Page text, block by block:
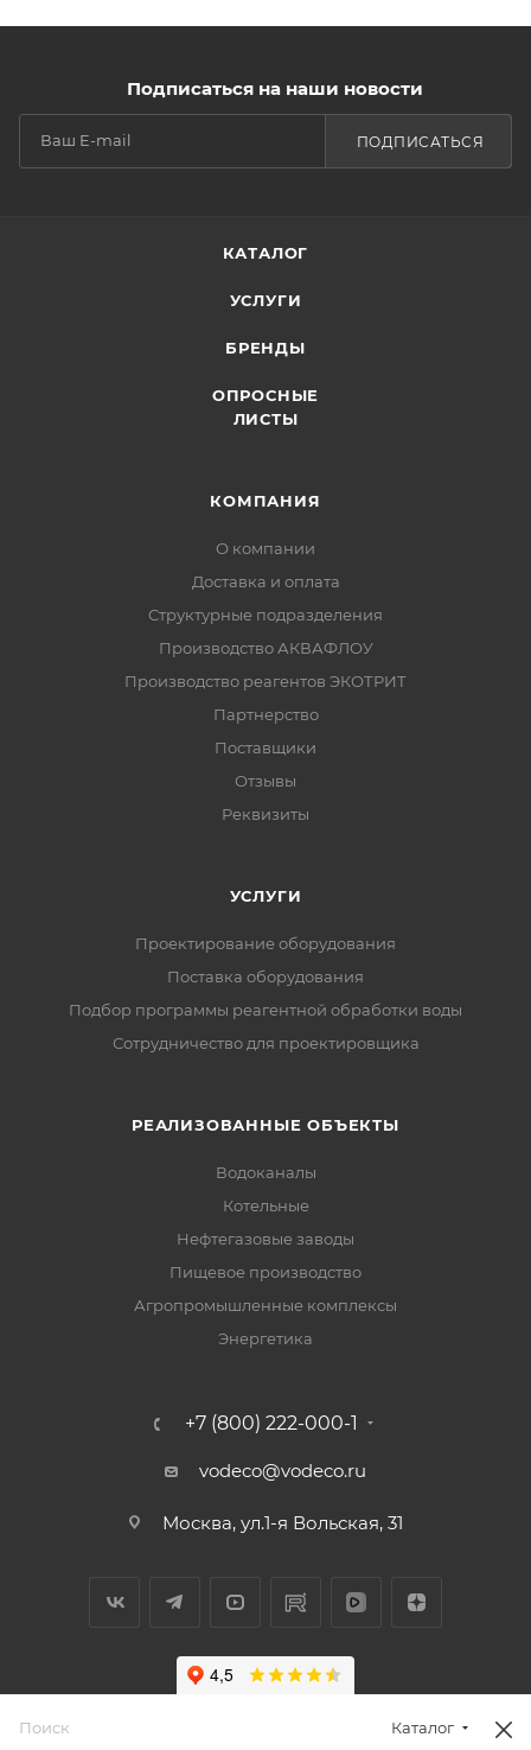
Подписаться на наши новости
ПОДПИСАТЬСЯ
КАТАЛОГ
УСЛУГИ
БРЕНДЫ
ОПРОСНЫЕ
ЛИСТЫ
КОМПАНИЯ
О компании
Доставка и оплата
Структурные подразделения
Производство АКВАФЛОУ
Производство реагентов ЭКОТРИТ
Партнерство
Поставщики
Отзывы
Реквизиты
УСЛУГИ
Проектирование оборудования
Поставка оборудования
Подбор программы реагентной обработки воды
Сотрудничество для проектировщика
РЕАЛИЗОВАННЫЕ ОБЪЕКТЫ
Водоканалы
Котельные
Нефтегазовые заводы
Пищевое производство
Агропромышленные комплексы
Энергетика
+7 (800) 222-000-1
vodeco@vodeco.ru
Москва, ул.1-я Вольская, 31
Каталог